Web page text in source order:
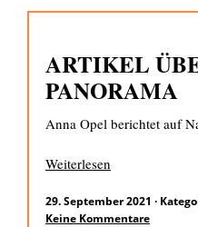
ARTIKEL
PANORAMA
Anna Opel berichtet auf
Weiterlesen
29. September 2021 ·
Keine Kommentare